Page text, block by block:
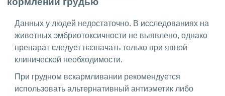
Данных у людей недостаточно. В исследованиях на
животных эмбриотоксичности не выявлено, однако
препарат следует назначать только при явной
клинической необходимости.
При грудном вскармливании рекомендуется
использовать альтернативный антиэметик либо